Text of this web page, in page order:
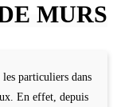
MURS
particuliers dans
En effet, depuis